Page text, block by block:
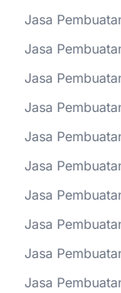
Jasa
Jasa
Jasa
Jasa
Jasa
Jasa
Jasa
Jasa
Jasa
Jasa